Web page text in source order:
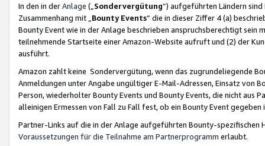
In den in derAnlage („ Sondervergütung“) aufgeführten Ländern
Zusammenhang mit „ Bounty Events“ die in dieser Ziffer 4 (a)
Bounty Event wie in der Anlage beschrieben anspruchsberechtigt sein
teilnehmende Startseite einer Amazon-Website aufruft und (2) der
ausführt.
Amazon zahlt keine Sondervergütung, wenn das zugrundeliegende
Anmeldungen unter Angabe ungültiger E-Mail-Adressen, Einsatz von
Person, wiederholter Bounty Events und Bounty Events, die nicht
alleinigen Ermessen von Fall zu Fall fest, ob ein Bounty Event
Partner-Links auf die in der Anlage aufgeführten Bounty-spezifischen
Voraussetzungen für die Teilnahme am Partnerprogramm erlaubt.